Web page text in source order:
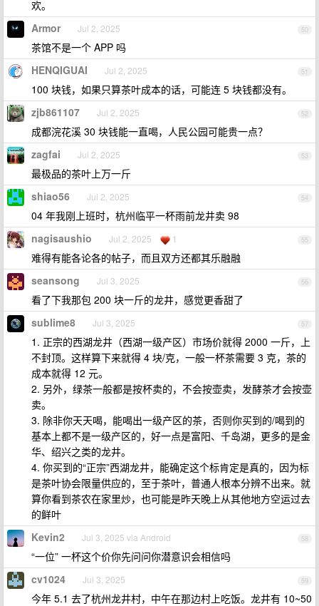
欢。
50
Armor Jul 2, 2025
茶馆不是一个 APP 吗
51
HENQIGUAI Jul 2, 2025
100 块钱，如果只算茶叶成本的话，可能连 5 块钱都没有。
52
zjb861107 Jul 2, 2025
成都浣花溪 30 块钱能一直喝，人民公园可能贵一点？
53
zagfai Jul 2, 2025
最极品的茶叶上万一斤
54
shiao56 Jul 2, 2025
04 年我刚上班时，杭州临平一杯雨前龙井卖 98
55
nagisaushio Jul 2, 2025 1
难得有能各论各的帖子，而且双方还都其乐融融
56
seansong Jul 3, 2025
看了下我那包 200 块一斤的龙井，感觉更香甜了
57
sublime8 Jul 3, 2025
1. 正宗的西湖龙井（西湖一级产区）市场价就得 2000 一斤，上
不封顶。这样算下来就得 4 块/克，一般一杯茶需要 3 克，茶的
成本就得 12 元。
2. 另外，绿茶一般都是按杯卖的，不会按壶卖，发酵茶才会按壶
卖。
3. 除非你天天喝，能喝出一级产区的茶，否则你买到的/喝到的
基本上都不是一级产区的，好一点是富阳、千岛湖，更多的是金
华、绍兴之类的龙井。
4. 你买到的“正宗”西湖龙井，能确定这个标肯定是真的，因为标
是茶叶协会限量供应的，至于茶叶，普通人根本分辨不出来。就
算你看到茶农在家里炒，也可能是昨天晚上从其他地方空运过去
的鲜叶
58
Kevin2 Jul 3, 2025 via Android
“一位” 一杯这个价你先问问你潜意识会相信吗
59
cv1024 Jul 3, 2025
今年 5.1 去了杭州龙井村，中午在那边村上吃饭。龙井有 10~50